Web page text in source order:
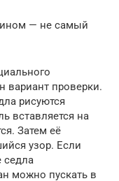
— не самый
вариант проверки.
рисуются
вставляется на
Затем её
узор. Если
седла
можно пускать в